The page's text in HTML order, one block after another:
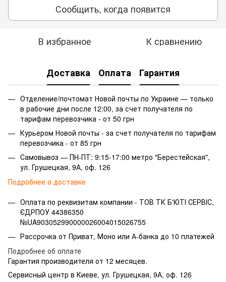
Сообщить, когда появится
В избранное К сравнению
Доставка Оплата Гарантия
Отделение/почтомат Новой почты по Украине — только
в рабочие дни после 12:00, за счет получателя по
тарифам перевозчика - от 50 грн
Курьером Новой почты - за счет получателя по тарифам
перевозчика - от 85 грн
Самовывоз — ПН-ПТ: 9:15-17:00 метро "Берестейская",
ул. Грушецкая, 9А, оф. 126
Подробнее о доставке
Оплата по реквизитам компании - ТОВ ТК Б'ЮТІ СЕРВІС,
ЄДРПОУ 44386350
№UA903052990000026004015026755
Рассрочка от Приват, Моно или А-банка до 10 платежей
Подробнее об оплате
Гарантия производителя от 12 месяцев.
Сервисный центр в Киеве, ул. Грушецкая, 9А, оф. 126